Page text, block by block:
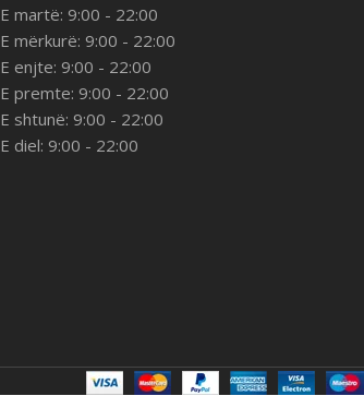
E martë: 9:00 - 22:00
E mërkurë: 9:00 - 22:00
E enjte: 9:00 - 22:00
E premte: 9:00 - 22:00
E shtunë: 9:00 - 22:00
E diel: 9:00 - 22:00